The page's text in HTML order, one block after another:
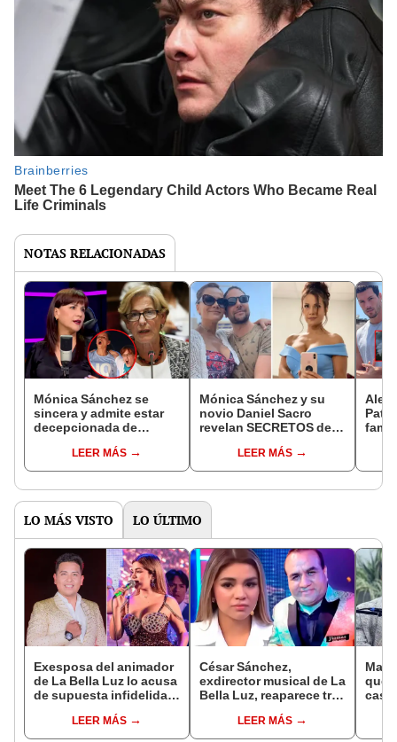
NOTAS RELACIONADAS
Mónica Sánchez se
sincera y admite estar
decepcionada de
que nos pasó con ella
fue devastador”
LEER MÁS
Mónica Sánchez y su
novio Daniel Sacro
revelan SECRETOS de la
poco niños"
LEER MÁS
LO MÁS VISTO LO ÚLTIMO
Exesposa del animador
de La Bella Luz lo acusa
de supuesta infidelidad
expone chats
LEER MÁS
César Sánchez,
exdirector musical de La
Bella Luz, reaparece tras
Saldaña con polémico
pedido: "Pido respetar
LEER MÁS
qué